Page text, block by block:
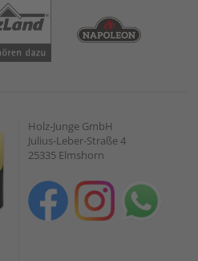
Holz-Junge GmbH
Julius-Leber-Straße 4
25335 Elmshorn